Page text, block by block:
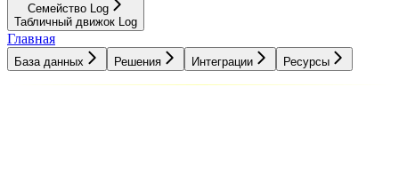
Семейство Log
Табличный движок Log
Главная
База данных Решения Интеграции Ресурсы